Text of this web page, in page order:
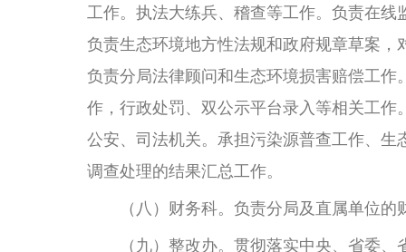
工作。执法大练兵、稽查等工作。负责在
负责生态环境地方性法规和政府规章草案
负责分局法律顾问和生态环境损害赔偿工
作，行政处罚、双公示平台录入等相关工
公安、司法机关。承担污染源普查工作、
调查处理的结果汇总工作。
（八）财务科。负责分局及直属单位的
（九）整改办。贯彻落实中央、省委、